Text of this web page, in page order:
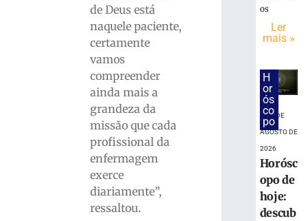
de Deus está
naquele paciente,
certamente
vamos
compreender
ainda mais a
grandeza da
missão que cada
profissional da
enfermagem
exerce
diariamente”,
ressaltou.
Evento
Cultural
Polonês
imigração
Brusque
agosto
mais
os
Ler
mais »
H
or
ós
co
po7 DE
AGOSTO DE
2026
Horósc
opo de
hoje:
descub